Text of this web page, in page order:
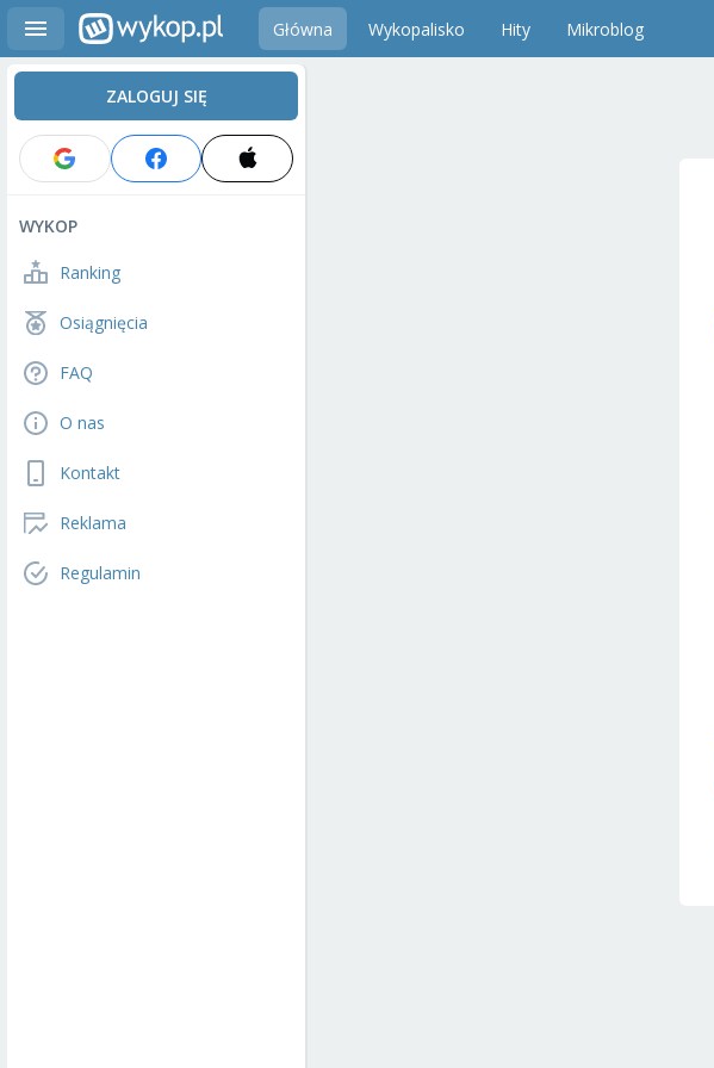
Główna Wykopalisko Hity Mikroblog
ZALOGUJ SIĘ
WYKOP
Ranking
Osiągnięcia
FAQ
O nas
Kontakt
Reklama
Regulamin